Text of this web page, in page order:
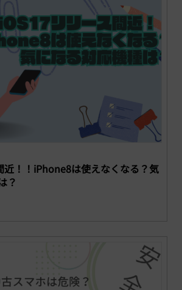
近！！iPhone8は使えなくなる？気
？